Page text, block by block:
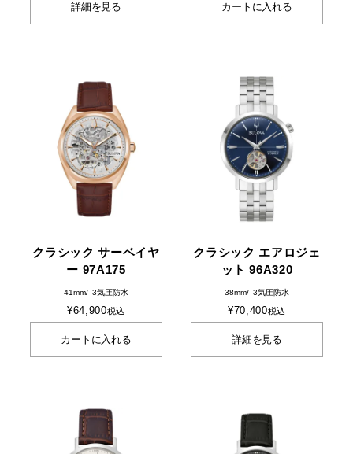
詳細を見る カートに入れる
クラシック サーベイヤ
ー 97A175
41mm 3気圧防水
¥64,900税込
カートに入れる
クラシック エアロジェ
ット 96A320
38mm 3気圧防水
¥70,400税込
詳細を見る